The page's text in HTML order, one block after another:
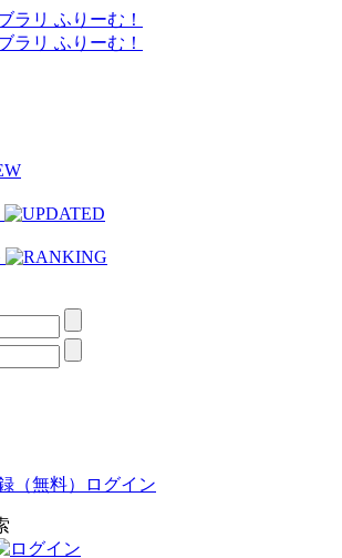
（無料） ログイン